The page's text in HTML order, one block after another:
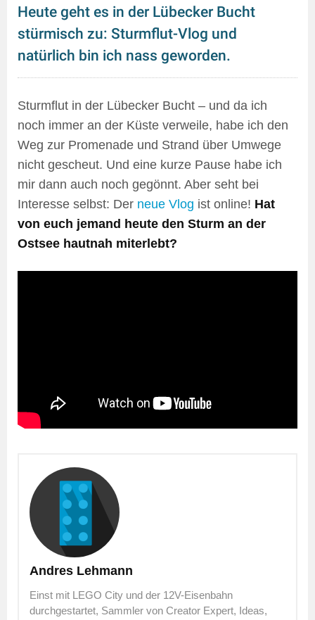
Heute geht es in der Lübecker Bucht
stürmisch zu: Sturmflut-Vlog und
natürlich bin ich nass geworden.
Sturmflut in der Lübecker Bucht – und da ich
noch immer an der Küste verweile, habe ich den
Weg zur Promenade und Strand über Umwege
nicht gescheut. Und eine kurze Pause habe ich
mir dann auch noch gegönnt. Aber seht bei
Interesse selbst: Der neue Vlog ist online! Hat
von euch jemand heute den Sturm an der
Ostsee hautnah miterlebt?
Andres Lehmann
Einst mit LEGO City und der 12V-Eisenbahn
durchgestartet, Sammler von Creator Expert, Ideas,